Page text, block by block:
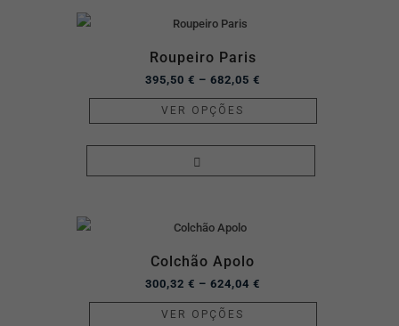
Roupeiro Paris
395,50€ – 682,05€
VER OPÇÕES
Colchão Apolo
300,32€ – 624,04€
VER OPÇÕES